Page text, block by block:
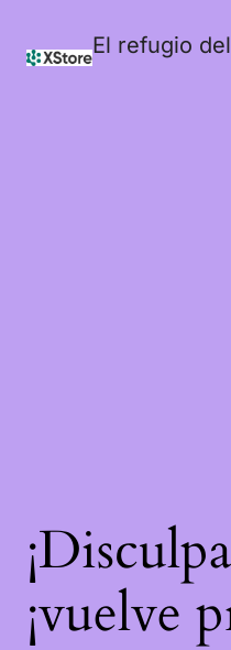
El refugio
¡vuelve